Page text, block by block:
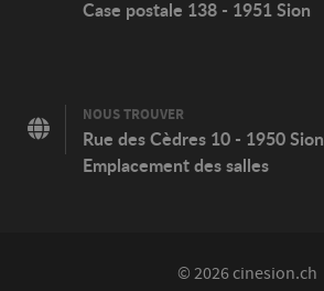
Case postale 138 - 1951 Sion
NOUS TROUVER
Rue des Cèdres 10 - 1950 Sion
Emplacement des salles
© 2026 cinesion.ch